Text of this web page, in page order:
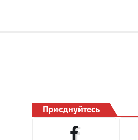
Приєднуйтесь